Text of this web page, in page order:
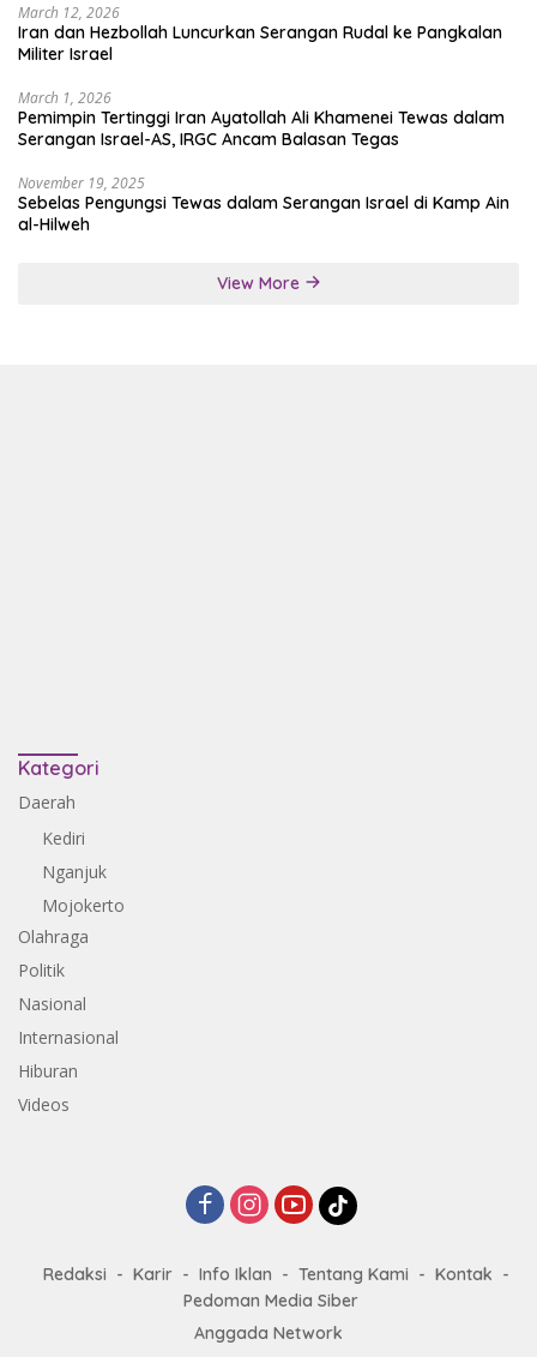
March 12, 2026
Iran dan Hezbollah Luncurkan Serangan Rudal ke Pangkalan
Militer Israel
March 1, 2026
Pemimpin Tertinggi Iran Ayatollah Ali Khamenei Tewas dalam
Serangan Israel-AS, IRGC Ancam Balasan Tegas
November 19, 2025
Sebelas Pengungsi Tewas dalam Serangan Israel di Kamp Ain
al-Hilweh
View More
Kategori
Daerah
Kediri
Nganjuk
Mojokerto
Olahraga
Politik
Nasional
Internasional
Hiburan
Videos
Redaksi Karir Info Iklan Tentang Kami
Kontak
Pedoman Media Siber
Anggada Network